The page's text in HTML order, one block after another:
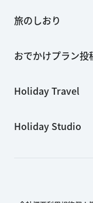
旅のしおり
おでかけプラン投
Holiday Travel
Holiday Studio